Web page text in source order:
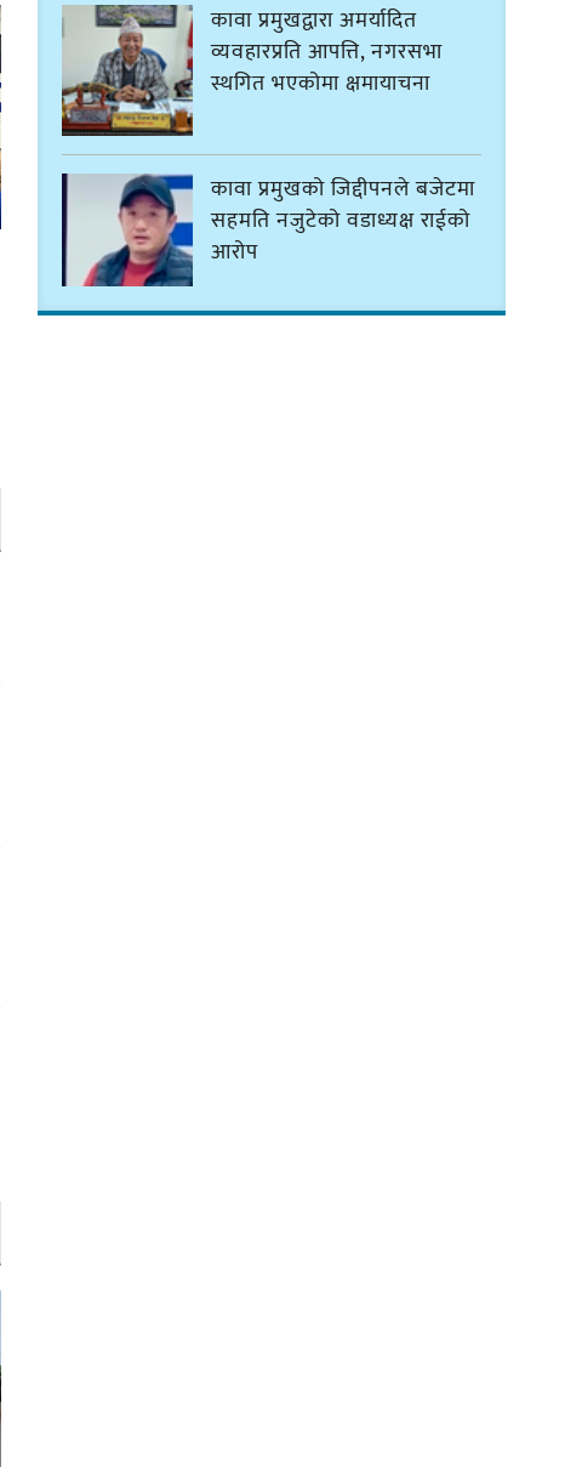
कावा प्रमुखद्वारा अमर्यादित
व्यवहारप्रति आपत्ति, नगरसभा
स्थगित भएकोमा क्षमायाचना
कावा प्रमुखको जिद्दीपनले बजेटमा
सहमति नजुटेको वडाध्यक्ष राईको
आरोप